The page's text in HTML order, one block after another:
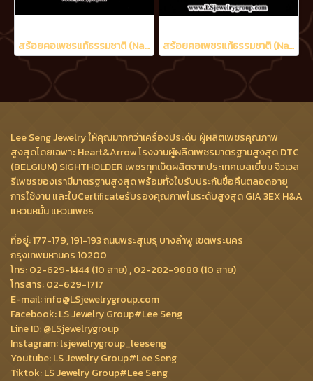
สร้อยคอเพชรแท้ธรรมชาติ (Natural Diamonds) 1.70 Ct. สร้อยคอเพชรแท้ธรรมชาติ (Natural Diamonds) 1.30 Ct.
Lee Seng Jewelry ให้คุณมากกว่าเครื่องประดับ ผู้ผลิตเพชรคุณภาพ
สูงสุดโดยเฉพาะ Heart&Arrow โรงงานผู้ผลิตเพชรมาตรฐานสูงสุด DTC
(BELGIUM) SIGHTHOLDER เพชรทุกเม็ดผลิตจากประเทศเบลเยี่ยม จิวเวล
รีเพชรของเรามีมาตรฐานสูงสุด พร้อมทั้งใบรับประกันซื้อคืนตลอดอายุ
การใช้งาน และใบCertificateรับรองคุณภาพในระดับสูงสุด GIA 3EX H&A
แหวนหมั้น แหวนเพชร
ที่อยู่: 177-179, 191-193 ถนนพระสุเมรุ บางลำพู เขตพระนคร
กรุงเทพมหานคร 10200
โทร: 02-629-1444 (10 สาย) , 02-282-9888 (10 สาย)
โทรสาร: 02-629-1717
E-mail: info@LSjewelrygroup.com
Facebook: LS Jewelry Group#Lee Seng
Line ID: @LSjewelrygroup
Instagram: lsjewelrygroup_leeseng
Youtube: LS Jewelry Group#Lee Seng
Tiktok: LS Jewelry Group#Lee Seng